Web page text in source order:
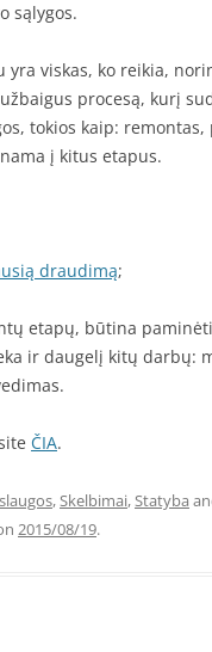
sąlygos.
yra viskas, ko reikia,
procesą, kurį
tokios kaip:
į kitus etapus.
draudimą;
etapų, būtina
ir daugelį kitų darbų:
ČIA.
,Skelbimai,Statyba
2015/08/19.